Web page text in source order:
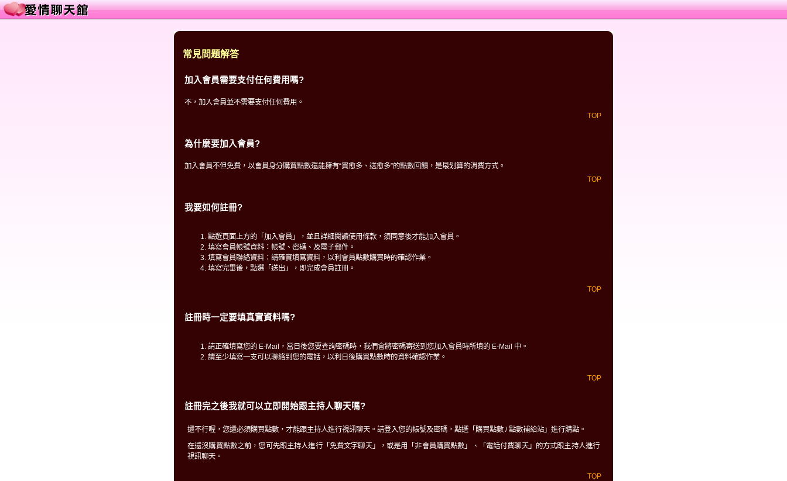
常見問題解答
加入會員需要支付任何費用嗎?
不，加入會員並不需要支付任何費用。
TOP
為什麼要加入會員?
加入會員不但免費，以會員身分購買點數還能擁有“買愈多、送愈多”的點數回饋，是最划算的消費方式。
TOP
我要如何註冊?
點選頁面上方的「加入會員」，並且詳細閱讀使用條款，須同意後才能加入會員。
填寫會員帳號資料：帳號、密碼、及電子郵件。
填寫會員聯絡資料：請確實填寫資料，以利會員點數購買時的確認作業。
填寫完畢後，點選「送出」，即完成會員註冊。
TOP
註冊時一定要填真實資料嗎?
請正確填寫您的 E-Mail，當日後您要查詢密碼時，我們會將密碼寄送到您加入會員時所填的 E-Mail 中。
請至少填寫一支可以聯絡到您的電話，以利日後購買點數時的資料確認作業。
TOP
註冊完之後我就可以立即開始跟主持人聊天嗎?
還不行喔，您還必須購買點數，才能跟主持人進行視訊聊天。請登入您的帳號及密碼，點選「購買點數 / 點數補給站」進行購點。
在還沒購買點數之前，您可先跟主持人進行「免費文字聊天」，或是用「非會員購買點數」、「電話付費聊天」的方式跟主持人進行
視訊聊天。
TOP